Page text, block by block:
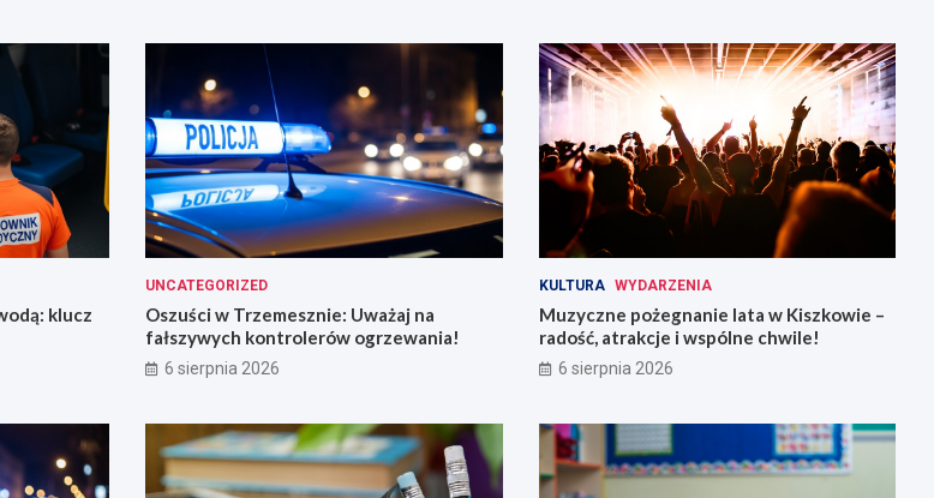
klucz
UNCATEGORIZED
Oszuści w Trzemesznie: Uważaj na
fałszywych kontrolerów ogrzewania!
6 sierpnia 2026
KULTURA WYDARZENIA
Muzyczne pożegnanie lata w Kiszkowie –
radość, atrakcje i wspólne chwile!
6 sierpnia 2026